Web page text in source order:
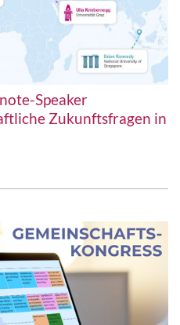
Speaker
Zukunftsfragen in